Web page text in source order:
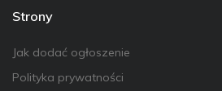
Strony
Jak dodać ogłoszenie
Polityka prywatności